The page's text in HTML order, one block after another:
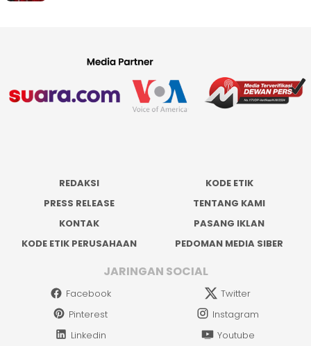
REDAKSI
KODE ETIK
PRESS RELEASE
TENTANG KAMI
KONTAK
PASANG IKLAN
KODE ETIK PERUSAHAAN
PEDOMAN MEDIA SIBER
JARINGAN SOCIAL
Facebook
Twitter
Pinterest
Instagram
Linkedin
Youtube